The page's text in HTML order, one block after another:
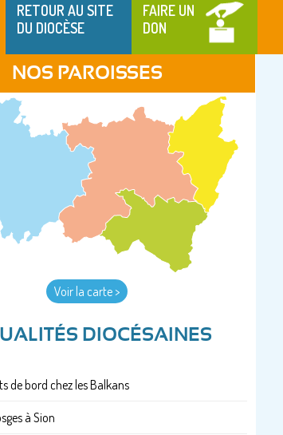
RETOUR AU SITE
DU DIOCÈSE
FAIRE UN
DON
NOS PAROISSES
Voir la carte >
DIOCÉSAINES
de bord chez les Balkans
à Sion